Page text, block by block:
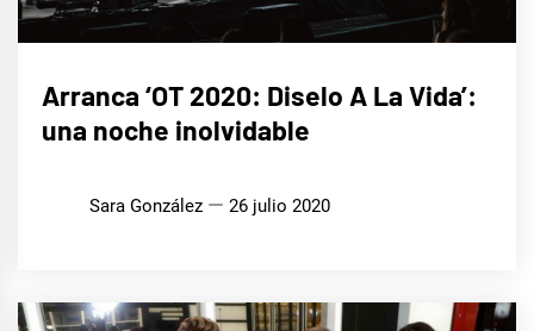
Arranca ‘OT 2020: Diselo A La Vida’:
una noche inolvidable
Sara González 26 julio 2020